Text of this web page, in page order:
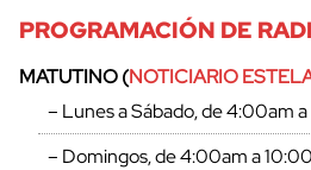
PROGRAMACIÓN DE
MATUTINO (NOTICIARIO
– Lunes a Sábado, de 4:00am
– Domingos, de 4:00am a